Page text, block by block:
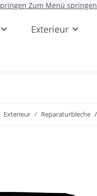
Zum Menü springen
Exterieur
Exterieur Reparaturbleche